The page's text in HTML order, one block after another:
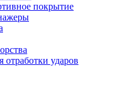
покрытие
отработки ударов